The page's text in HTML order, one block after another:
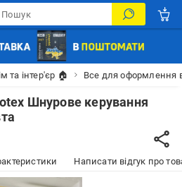
та інтер'єр 🏠 Все для оформлення
Шнурове керування
Написати відгук про